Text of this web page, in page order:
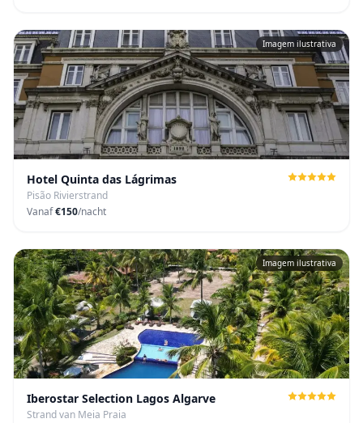
Imagem ilustrativa
Hotel Quinta das Lágrimas
Pisão Rivierstrand
Vanaf€150/nacht
Imagem ilustrativa
Iberostar Selection Lagos Algarve
Strand van Meia Praia